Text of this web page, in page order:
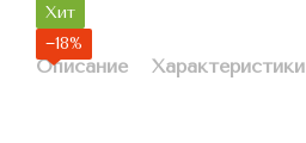
Хит
−18%
Описание Характеристики